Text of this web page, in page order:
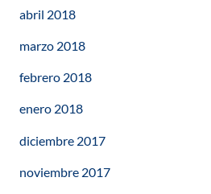
abril 2018
marzo 2018
febrero 2018
enero 2018
diciembre 2017
noviembre 2017